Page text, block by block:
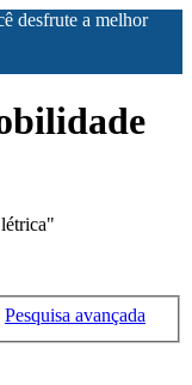
desfrute a melhor
Pesquisa avançada